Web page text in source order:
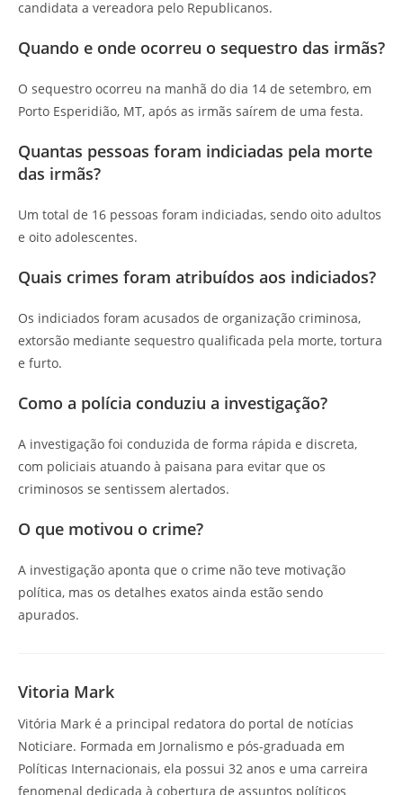
candidata a vereadora pelo Republicanos.
Quando e onde ocorreu o sequestro das irmãs?
O sequestro ocorreu na manhã do dia 14 de setembro, em
Porto Esperidião, MT, após as irmãs saírem de uma festa.
Quantas pessoas foram indiciadas pela morte
das irmãs?
Um total de 16 pessoas foram indiciadas, sendo oito adultos
e oito adolescentes.
Quais crimes foram atribuídos aos indiciados?
Os indiciados foram acusados de organização criminosa,
extorsão mediante sequestro qualificada pela morte, tortura
e furto.
Como a polícia conduziu a investigação?
A investigação foi conduzida de forma rápida e discreta,
com policiais atuando à paisana para evitar que os
criminosos se sentissem alertados.
O que motivou o crime?
A investigação aponta que o crime não teve motivação
política, mas os detalhes exatos ainda estão sendo
apurados.
Vitoria Mark
Vitória Mark é a principal redatora do portal de notícias
Noticiare. Formada em Jornalismo e pós-graduada em
Políticas Internacionais, ela possui 32 anos e uma carreira
fenomenal dedicada à cobertura de assuntos políticos